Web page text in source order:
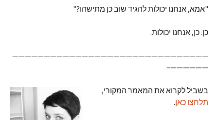
"אמא, אנחנו יכולות להגיד שוב כן מתישהו?"
כן. כן, אנחנו יכולות.
———————————————————————————————
——————–
בשביל לקרוא את המאמר המקורי,
תלחצו כאן.